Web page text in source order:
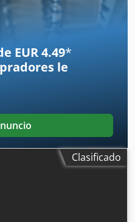
EUR 4.49*
le
Clasificado